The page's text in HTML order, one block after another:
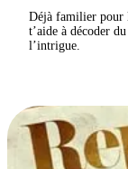
Déjà familier pour
t’aide à décoder
l’intrigue.